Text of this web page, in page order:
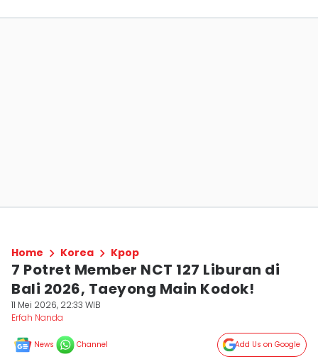
Home Korea Kpop
7 Potret Member NCT 127 Liburan di
Bali 2026, Taeyong Main Kodok!
11 Mei 2026, 22:33 WIB
Erfah Nanda
News Channel Add Us on Google